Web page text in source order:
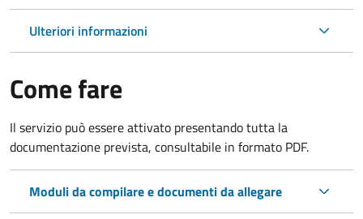
Ulteriori informazioni
Come fare
Il servizio può essere attivato presentando tutta la
documentazione prevista, consultabile in formato PDF.
Moduli da compilare e documenti da allegare